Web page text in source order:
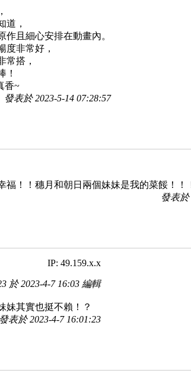
道，
作且細心安排在動畫內。
度非常好，
常搭，
！
香~
發表於 2023-5-14 07:28:57
福！！穗月和朝日兩個妹妹是我的菜餒！！
發表於
IP: 49.159.x.x
於 2023-4-7 16:03 編輯
妹其實也挺不賴！？
發表於 2023-4-7 16:01:23